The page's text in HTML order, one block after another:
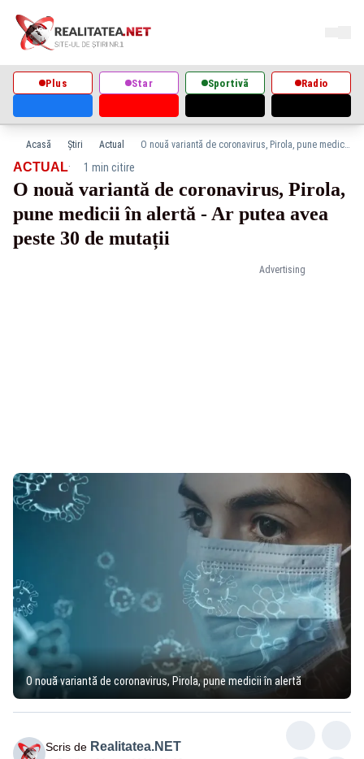
Plus Star Sportivă Radio
Acasă Știri Actual O nouă variantă de coronavirus, Pirola, pune medicii în alertă - Ar putea avea peste 30 de mutații
Advertising
ACTUAL· 1 min citire
O nouă variantă de coronavirus, Pirola,
pune medicii în alertă - Ar putea avea
peste 30 de mutații
O nouă variantă de coronavirus, Pirola, pune medicii în alertă
Scris de Realitatea.NET